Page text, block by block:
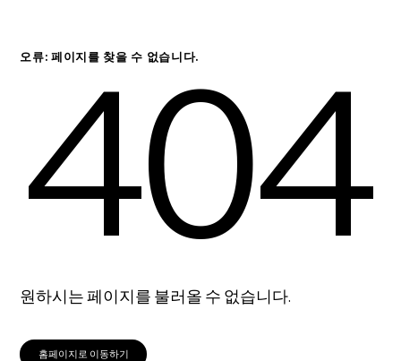
오류: 페이지를 찾을 수 없습니다.
404
원하시는 페이지를 불러올 수 없습니다.
홈페이지로 이동하기